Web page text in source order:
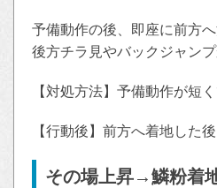
予備動作の後、即座に前方へ
後方チラ見やバックジャン
【対処方法】予備動作が短
【行動後】前方へ着地した
その場上昇→鱗粉着